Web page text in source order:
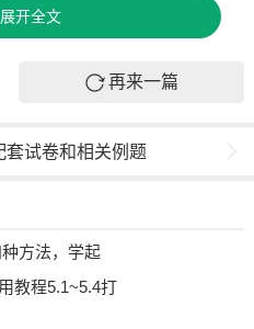
改科目。
有牛顿运动定律综合题、动
等。
何求解运动学问题、如何求
开全文
再来一篇
套试卷和相关例题
方法，学起
教程5.1~5.4打